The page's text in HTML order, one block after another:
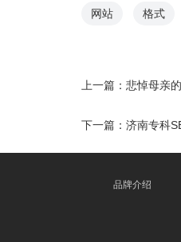
网站 格式
上一篇： 悲悼母亲
下一篇： 济南专科
品牌介绍